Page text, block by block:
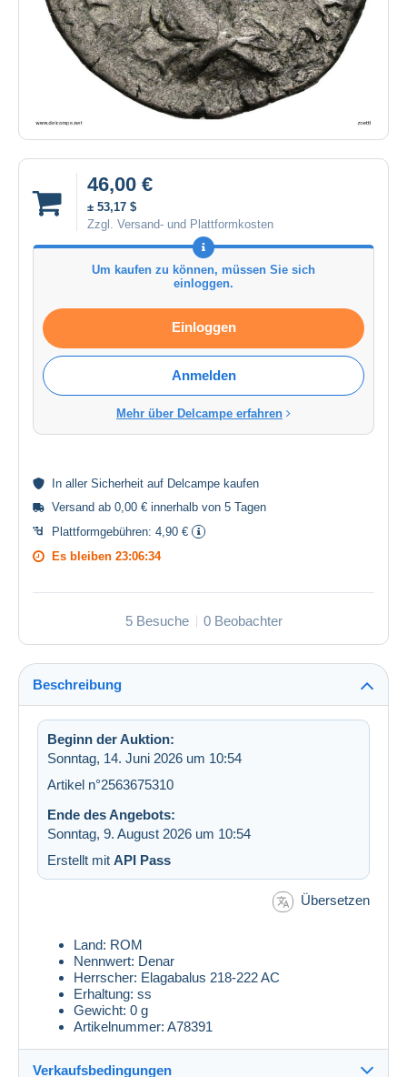
46,00 €
± 53,17 $
Zzgl. Versand- und Plattformkosten
Um kaufen zu können, müssen Sie sich
einloggen.
Einloggen
Anmelden
Mehr über Delcampe erfahren
In aller Sicherheit auf Delcampe kaufen
Versand ab 0,00 € innerhalb von 5 Tagen
Plattformgebühren: 4,90 €
Es bleiben 23:06:33
5 Besuche 0 Beobachter
Beschreibung
Beginn der Auktion:
Sonntag, 14. Juni 2026 um 10:54
Artikel n°2563675310
Ende des Angebots:
Sonntag, 9. August 2026 um 10:54
Erstellt mit API Pass
Übersetzen
Land: ROM
Nennwert: Denar
Herrscher: Elagabalus 218-222 AC
Erhaltung: ss
Gewicht: 0 g
Artikelnummer: A78391
Verkaufsbedingungen